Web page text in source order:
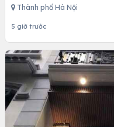
Thành phố Hà Nội
5 giờ trước